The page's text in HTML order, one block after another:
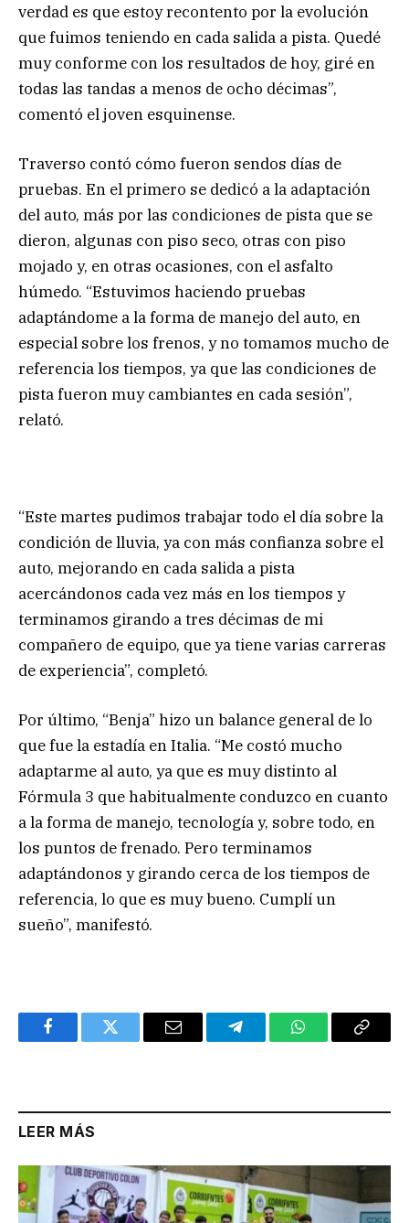
verdad es que estoy recontento por la evolución
que fuimos teniendo en cada salida a pista. Quedé
muy conforme con los resultados de hoy, giré en
todas las tandas a menos de ocho décimas”,
comentó el joven esquinense.
Traverso contó cómo fueron sendos días de
pruebas. En el primero se dedicó a la adaptación
del auto, más por las condiciones de pista que se
dieron, algunas con piso seco, otras con piso
mojado y, en otras ocasiones, con el asfalto
húmedo. “Estuvimos haciendo pruebas
adaptándome a la forma de manejo del auto, en
especial sobre los frenos, y no tomamos mucho de
referencia los tiempos, ya que las condiciones de
pista fueron muy cambiantes en cada sesión”,
relató.
“Este martes pudimos trabajar todo el día sobre la
condición de lluvia, ya con más confianza sobre el
auto, mejorando en cada salida a pista
acercándonos cada vez más en los tiempos y
terminamos girando a tres décimas de mi
compañero de equipo, que ya tiene varias carreras
de experiencia”, completó.
Por último, “Benja” hizo un balance general de lo
que fue la estadía en Italia. “Me costó mucho
adaptarme al auto, ya que es muy distinto al
Fórmula 3 que habitualmente conduzco en cuanto
a la forma de manejo, tecnología y, sobre todo, en
los puntos de frenado. Pero terminamos
adaptándonos y girando cerca de los tiempos de
referencia, lo que es muy bueno. Cumplí un
sueño”, manifestó.
FacebookTwitter Email TelegramWhatsAppCopy
LEER MÁS